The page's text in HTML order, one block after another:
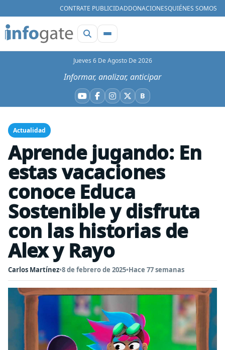
CONTRATE PUBLICIDADDONACIONESQUIÉNES SOMOS
Jueves 6 De Agosto De 2026
Informar, analizar, anticipar
YouTube
Facebook
Instagram
X BBluesky
Actualidad
Aprende jugando: En
estas vacaciones
conoce Educa
Sostenible y disfruta
con las historias de
Alex y Rayo
Carlos Martínez•8 de febrero de 2025•Hace 77 semanas